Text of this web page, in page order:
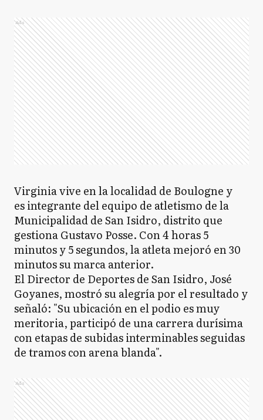
Ads
Virginia vive en la localidad de Boulogne y
es integrante del equipo de atletismo de la
Municipalidad de San Isidro, distrito que
gestiona Gustavo Posse. Con 4 horas 5
minutos y 5 segundos, la atleta mejoró en 30
minutos su marca anterior.
El Director de Deportes de San Isidro, José
Goyanes, mostró su alegría por el resultado y
señaló: "Su ubicación en el podio es muy
meritoria, participó de una carrera durísima
con etapas de subidas interminables seguidas
de tramos con arena blanda".
Ads